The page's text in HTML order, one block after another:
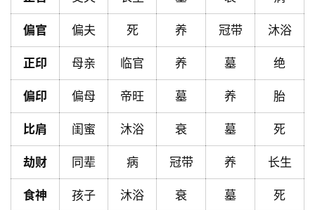
页
黄
历
占
卜
偏官 偏夫 死 养 冠带 沐浴
正印 母亲 临官 养 墓 绝
偏印 偏母 帝旺 墓 养 胎
比肩 闺蜜 沐浴 衰 墓 死
劫财 同辈 病 冠带 养 长生
食神 孩子 沐浴 衰 墓 死